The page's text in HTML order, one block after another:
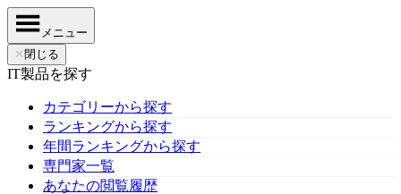
メニュー
✕ 閉じる
IT製品を探す
カテゴリーから探す
ランキングから探す
年間ランキングから探す
専門家一覧
あなたの閲覧履歴